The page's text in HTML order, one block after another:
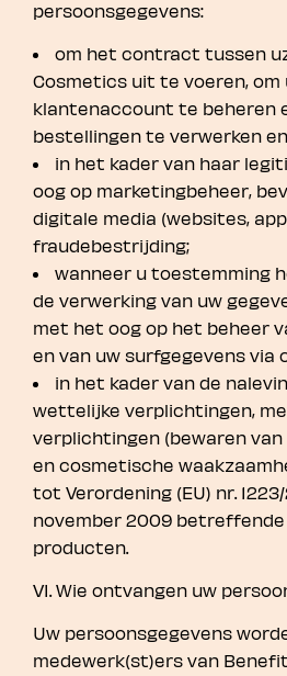
persoonsgegevens:
om het contract tussen
Cosmetics uit te voeren,
klantenaccount te beheren
bestellingen te verwerken
in het kader van haar
oog op marketingbeheer,
digitale media (websites,
fraudebestrijding;
wanneer u toestemming
de verwerking van uw
met het oog op het beheer
en van uw surfgegevens via
in het kader van de
wettelijke verplichtingen,
verplichtingen (bewaren
en cosmetische
tot Verordening (EU) nr.
november 2009
producten.
VI. Wie ontvangen uw
Uw persoonsgegevens
medewerk(st)ers van